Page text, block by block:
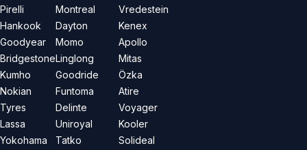
Pirelli
Hankook
Goodyear
Bridgestone
Kumho
Nokian
Tyres
Lassa
Yokohama
Montreal
Dayton
Momo
Linglong
Goodride
Funtoma
Delinte
Uniroyal
Tatko
Vredestein
Kenex
Apollo
Mitas
Özka
Atire
Voyager
Kooler
Solideal